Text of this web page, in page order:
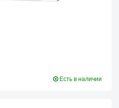
Есть в наличии